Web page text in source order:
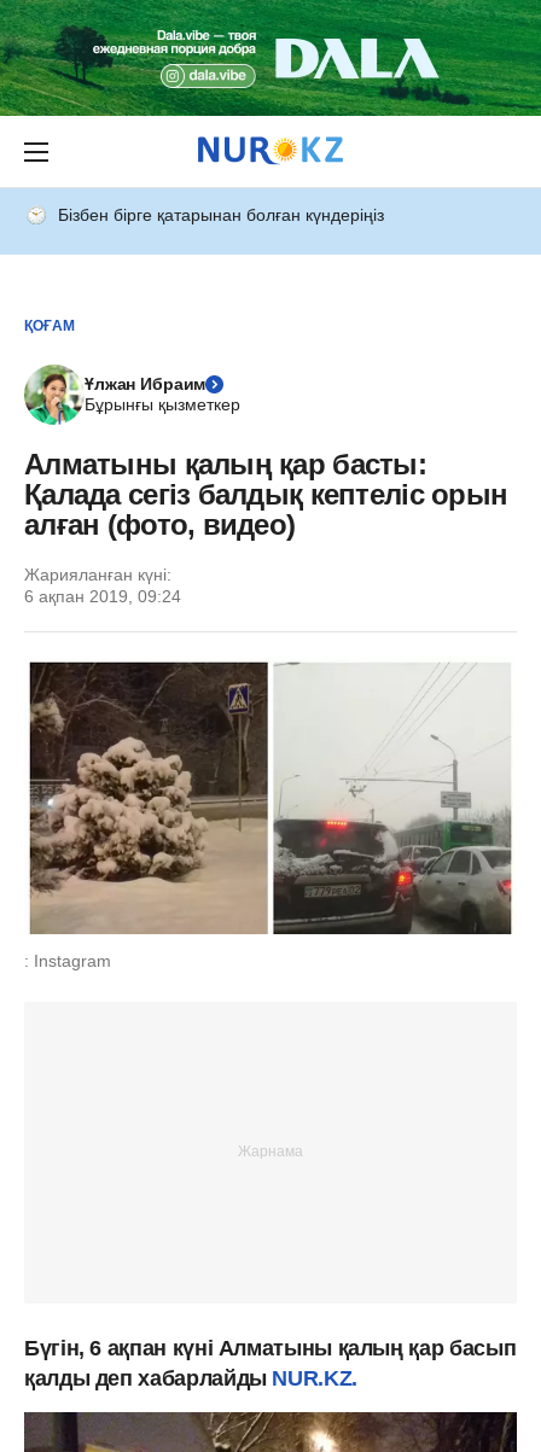
Бізбен бірге қатарынан болған күндеріңіз
ҚОҒАМ
Ұлжан Ибраим
Бұрынғы қызметкер
Алматыны қалың қар басты:
Қалада сегіз балдық кептеліс орын
алған (фото, видео)
Жарияланған күні:
6 ақпан 2019, 09:24
: Instagram
Бүгін, 6 ақпан күні Алматыны қалың қар басып
қалды деп хабарлайды NUR.KZ.